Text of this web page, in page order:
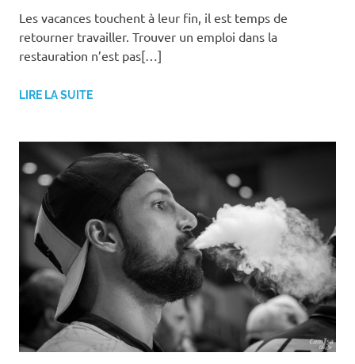
Les vacances touchent à leur fin, il est temps de
retourner travailler. Trouver un emploi dans la
restauration n’est pas[…]
LIRE LA SUITE